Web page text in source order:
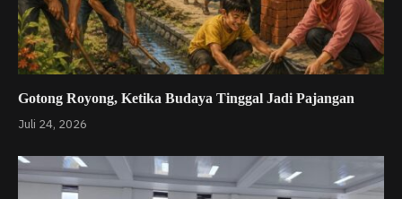
Gotong Royong, Ketika Budaya Tinggal Jadi Pajangan
Juli 24, 2026